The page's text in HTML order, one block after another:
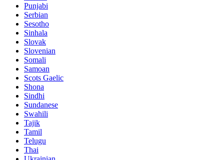
Punjabi
Serbian
Sesotho
Sinhala
Slovak
Slovenian
Somali
Samoan
Scots Gaelic
Shona
Sindhi
Sundanese
Swahili
Tajik
Tamil
Telugu
Thai